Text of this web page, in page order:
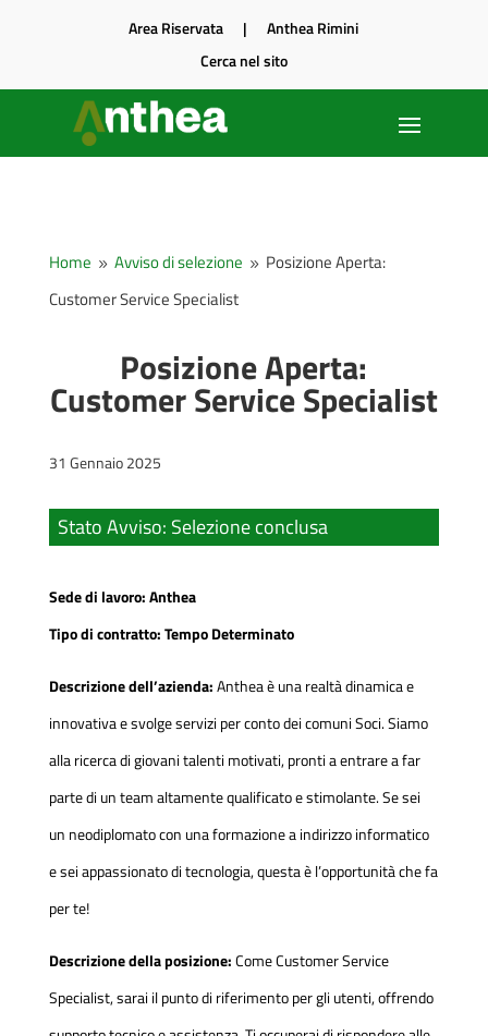
Area Riservata |Anthea Rimini
Cerca nel sito
Home 9 Avviso di selezione 9 Posizione Aperta:
Customer Service Specialist
Posizione Aperta:
Customer Service Specialist
31 Gennaio 2025
Stato Avviso: Selezione conclusa
Sede di lavoro: Anthea
Tipo di contratto: Tempo Determinato
Descrizione dell’azienda:Anthea è una realtà dinamica e
innovativa e svolge servizi per conto dei comuni Soci. Siamo
alla ricerca di giovani talenti motivati, pronti a entrare a far
parte di un team altamente qualificato e stimolante. Se sei
un neodiplomato con una formazione a indirizzo informatico
e sei appassionato di tecnologia, questa è l’opportunità che fa
per te!
Descrizione della posizione:Come Customer Service
Specialist, sarai il punto di riferimento per gli utenti, offrendo